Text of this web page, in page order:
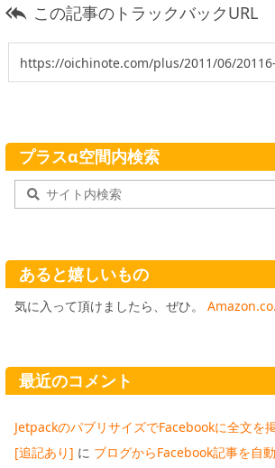
 この記事のトラックバックURL
プラスα空間内検索
あると嬉しいもの
気に入って頂けましたら、ぜひ。
最近のコメント
JetpackのパブリサイズでFacebookに全文を
[追記あり] に ブログからFacebook記事を自